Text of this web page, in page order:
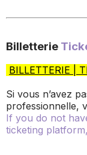
Billetterie
BILLETTERIE |
Si vous n’avez
professionnelle,
If you do not
ticketing